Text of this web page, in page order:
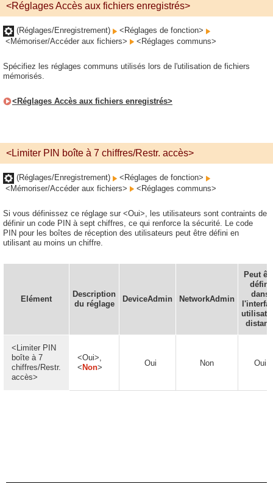
<Réglages Accès aux fichiers enregistrés>
(Réglages/Enregistrement)
<Réglages de fonction>
<Mémoriser/Accéder aux fichiers>
<Réglages communs>
Spécifiez les réglages communs utilisés lors de l'utilisation de fichiers
mémorisés.
<Réglages Accès aux fichiers enregistrés>
<Limiter PIN boîte à 7 chiffres/Restr. accès>
(Réglages/Enregistrement)
<Réglages de fonction>
<Mémoriser/Accéder aux fichiers>
<Réglages communs>
Si vous définissez ce réglage sur <Oui>, les utilisateurs sont contraints de
définir un code PIN à sept chiffres, ce qui renforce la sécurité. Le code
PIN pour les boîtes de réception des utilisateurs peut être défini en
utilisant au moins un chiffre.
Elément
Description
du réglage
DeviceAdmin NetworkAdmin
Peut
défini
dans
<Limiter PIN
boîte à 7
chiffres/Restr.
accès>
<Oui>,
< Non> Oui Non Oui